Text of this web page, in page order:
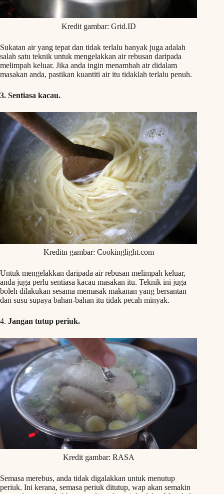
Kredit gambar: Grid.ID
Sukatan air yang tepat dan tidak terlalu banyak juga adalah
salah satu teknik untuk mengelakkan air rebusan daripada
melimpah keluar. Jika anda ingin menambah air didalam
masakan anda, pastikan kuantiti air itu tidaklah terlalu penuh.
3. Sentiasa kacau.
Kreditn gambar: Cookinglight.com
Untuk mengelakkan daripada air rebusan melimpah keluar,
anda juga perlu sentiasa kacau masakan itu. Teknik ini juga
boleh dilakukan sesama memasak makanan yang bersantan
dan susu supaya bahan-bahan itu tidak pecah minyak.
4. Jangan tutup periuk.
Kredit gambar: RASA
Semasa merebus, anda tidak digalakkan untuk menutup
periuk. Ini kerana, semasa periuk ditutup, wap akan semakin